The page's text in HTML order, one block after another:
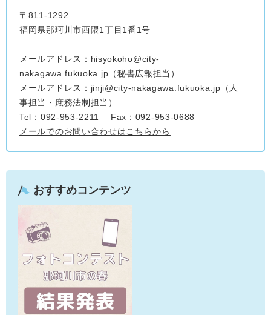
〒811-1292
福岡県那珂川市西隈1丁目1番1号
メールアドレス：hisyokoho@city-
nakagawa.fukuoka.jp（秘書広報担当）
メールアドレス：jinji@city-nakagawa.fukuoka.jp（人
事担当・庶務法制担当）
Tel：092-953-2211
Fax：092-953-0688
メールでのお問い合わせはこちらから
おすすめコンテンツ